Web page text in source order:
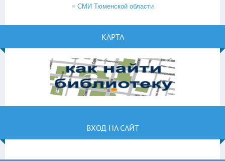
СМИ Тюменской области
КАРТА
ВХОД НА САЙТ